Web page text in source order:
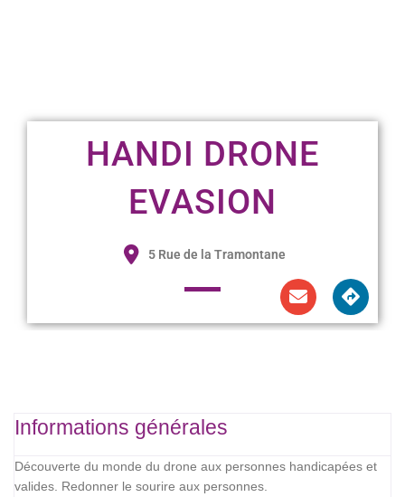
HANDI DRONE
EVASION
5 Rue de la Tramontane
Informations générales
Découverte du monde du drone aux personnes handicapées et
valides. Redonner le sourire aux personnes.